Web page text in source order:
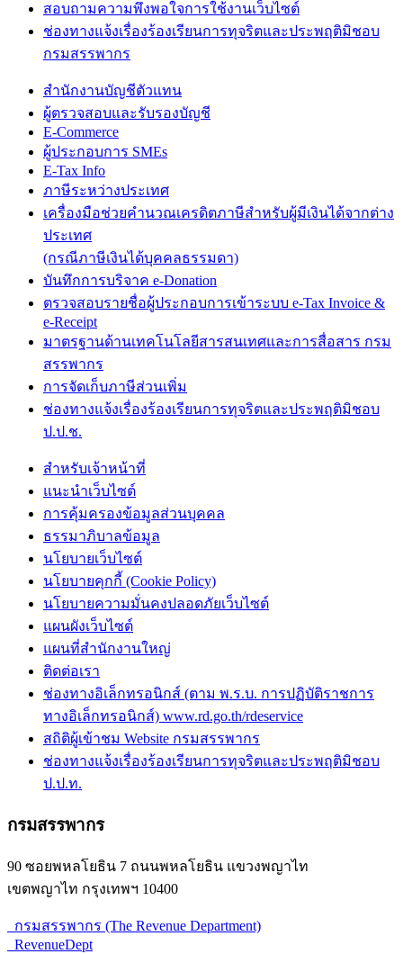
สอบถามความพึงพอใจการใช้งานเว็บไซต์
ช่องทางแจ้งเรื่องร้องเรียนการทุจริตและประพฤติมิชอบ
กรมสรรพากร
สำนักงานบัญชีตัวแทน
ผู้ตรวจสอบและรับรองบัญชี
E-Commerce
ผู้ประกอบการ SMEs
E-Tax Info
ภาษีระหว่างประเทศ
เครื่องมือช่วยคำนวณเครดิตภาษีสำหรับผู้มีเงินได้จากต่าง
ประเทศ
(กรณีภาษีเงินได้บุคคลธรรมดา)
บันทึกการบริจาค e-Donation
ตรวจสอบรายชื่อผู้ประกอบการเข้าระบบ e-Tax Invoice &
e-Receipt
มาตรฐานด้านเทคโนโลยีสารสนเทศและการสื่อสาร กรม
สรรพากร
การจัดเก็บภาษีส่วนเพิ่ม
ช่องทางแจ้งเรื่องร้องเรียนการทุจริตและประพฤติมิชอบ
ป.ป.ช.
สำหรับเจ้าหน้าที่
แนะนำเว็บไซต์
การคุ้มครองข้อมูลส่วนบุคคล
ธรรมาภิบาลข้อมูล
นโยบายเว็บไซต์
นโยบายคุกกี้ (Cookie Policy)
นโยบายความมั่นคงปลอดภัยเว็บไซต์
แผนผังเว็บไซต์
แผนที่สำนักงานใหญ่
ติดต่อเรา
ช่องทางอิเล็กทรอนิกส์ (ตาม พ.ร.บ. การปฏิบัติราชการ
ทางอิเล็กทรอนิกส์) www.rd.go.th/rdeservice
สถิติผู้เข้าชม Website กรมสรรพากร
ช่องทางแจ้งเรื่องร้องเรียนการทุจริตและประพฤติมิชอบ
ป.ป.ท.
กรมสรรพากร
90 ซอยพหลโยธิน 7 ถนนพหลโยธิน แขวงพญาไท
เขตพญาไท กรุงเทพฯ 10400
กรมสรรพากร (The Revenue Department)
RevenueDept